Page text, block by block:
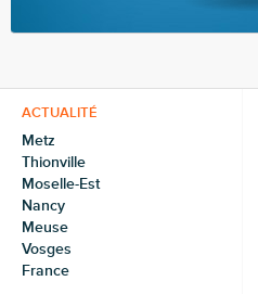
ACTUALITÉ
Metz
Thionville
Moselle-Est
Nancy
Meuse
Vosges
France